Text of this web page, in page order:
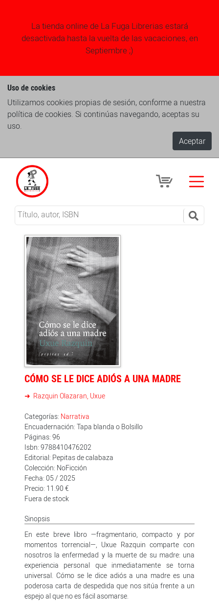
La tienda online de La Fuga Librerias estará
desactivada hasta la vuelta de las vacaciones, en
Septiembre ;)
Uso de cookies
Utilizamos cookies propias de sesión, conforme a nuestra
política de cookies. Si continúas navegando, aceptas su
uso.
Aceptar
CÓMO SE LE DICE ADIÓS A UNA MADRE
Razquin Olazaran, Uxue
Categorías: Narrativa
Encuadernación: Tapa blanda o Bolsillo
Páginas: 96
Isbn: 9788410476202
Editorial: Pepitas de calabaza
Colección: NoFicción
Fecha: 05 / 2025
Precio: 11.90 €
Fuera de stock
Sinopsis
En este breve libro —fragmentario, compacto y por
momentos torrencial—, Uxue Razquin comparte con
nosotros la enfermedad y la muerte de su madre: una
experiencia personal que inmediatamente se torna
universal. Cómo se le dice adiós a una madre es una
poderosa carta de despedida que nos sitúa frente a un
espejo al que no es fácil asomarse.